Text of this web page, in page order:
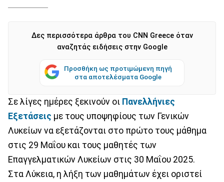
Δες περισσότερα άρθρα του CNN Greece όταν
αναζητάς ειδήσεις στην Google
Προσθήκη ως προτιμώμενη πηγή
στα αποτελέσματα Google
Σε λίγες ημέρες ξεκινούν οι Πανελλήνιες
Εξετάσεις με τους υποψηφίους των Γενικών
Λυκείων να εξετάζονται στο πρώτο τους μάθημα
στις 29 Μαΐου και τους μαθητές των
Επαγγελματικών Λυκείων στις 30 Μαΐου 2025.
Στα Λύκεια, η λήξη των μαθημάτων έχει οριστεί